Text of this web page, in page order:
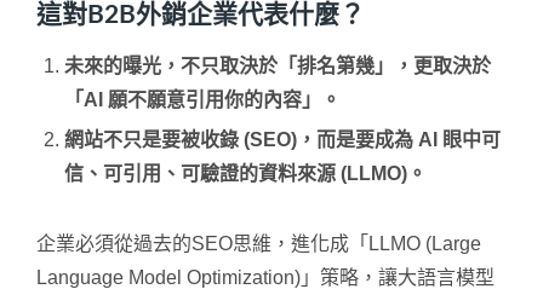
這對B2B外銷企業代表什麼？
未來的曝光，不只取決於「排名第幾」，更取決於
「AI 願不願意引用你的內容」。
網站不只是要被收錄 (SEO)，而是要成為 AI 眼中可
信、可引用、可驗證的資料來源 (LLMO)。
企業必須從過去的SEO思維，進化成「LLMO (Large
Language Model Optimization)」策略，讓大語言模型